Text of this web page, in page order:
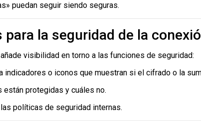
puedan seguir siendo seguras.
la seguridad de la
visibilidad en torno a las funciones de seguridad:
indicadores o iconos que muestran si el cifrado o la
están protegidas y cuáles no.
políticas de seguridad internas.